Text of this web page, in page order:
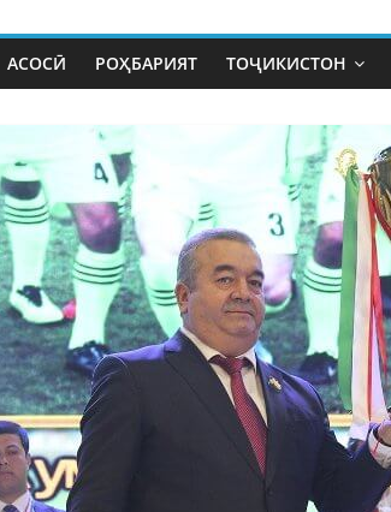
АСОСӢ РОҲБАРИЯТ ТОҶИКИСТОН